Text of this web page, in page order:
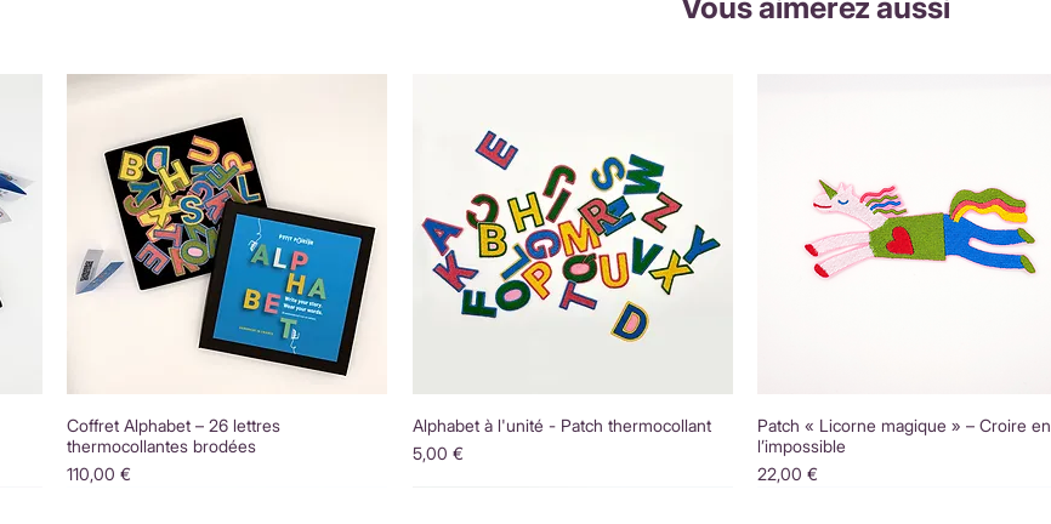
Vous aimerez aussi
Coffret Alphabet – 26 lettres
thermocollantes brodées
Prix
110,00 €
Alphabet à l'unité - Patch thermocollant
Prix
5,00 €
Patch « Licorne magique » – Croire en
l’impossible
Prix
22,00 €